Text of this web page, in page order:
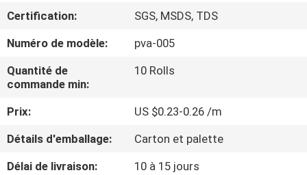
PROPOS
NOUS
DE
L'USINE
Certification:
SGS, MSDS, TDS
Numéro de modèle:
pva-005
Quantité de
commande min:
10 Rolls
Prix:
US $0.23-0.26 /m
Détails d'emballage:
Carton et palette
Délai de livraison:
10 à 15 jours